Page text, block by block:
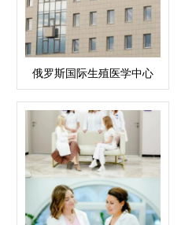
俄罗斯国际生殖医学中心
(ICRM)